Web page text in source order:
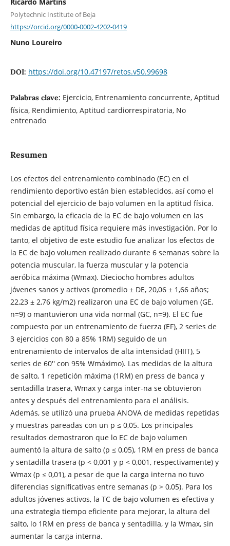
Polytechnic Institute of Beja
https://orcid.org/0000-0002-4202-0419
Nuno Loureiro
DOI: https://doi.org/10.47197/retos.v50.99698
Palabras clave: Ejercicio, Entrenamiento concurrente, Aptitud
física, Rendimiento, Aptitud cardiorrespiratoria, No
entrenado
Resumen
Los efectos del entrenamiento combinado (EC) en el
rendimiento deportivo están bien establecidos, así como el
potencial del ejercicio de bajo volumen en la aptitud física.
Sin embargo, la eficacia de la EC de bajo volumen en las
medidas de aptitud física requiere más investigación. Por lo
tanto, el objetivo de este estudio fue analizar los efectos de
la EC de bajo volumen realizado durante 6 semanas sobre la
potencia muscular, la fuerza muscular y la potencia
aeróbica máxima (Wmax). Dieciocho hombres adultos
jóvenes sanos y activos (promedio ± DE, 20,06 ± 1,66 años;
22,23 ± 2,76 kg/m2) realizaron una EC de bajo volumen (GE,
n=9) o mantuvieron una vida normal (GC, n=9). El EC fue
compuesto por un entrenamiento de fuerza (EF), 2 series de
3 ejercicios con 80 a 85% 1RM) seguido de un
entrenamiento de intervalos de alta intensidad (HIIT), 5
series de 60'' con 95% Wmáximo). Las medidas de la altura
de salto, 1 repetición máxima (1RM) en press de banca y
sentadilla trasera, Wmax y carga inter-na se obtuvieron
antes y después del entrenamiento para el análisis.
Además, se utilizó una prueba ANOVA de medidas repetidas
y muestras pareadas con un p ≤ 0,05. Los principales
resultados demostraron que lo EC de bajo volumen
aumentó la altura de salto (p ≤ 0,05), 1RM en press de banca
y sentadilla trasera (p < 0,001 y p < 0,001, respectivamente) y
Wmax (p ≤ 0,01), a pesar de que la carga interna no tuvo
diferencias significativas entre semanas (p > 0,05). Para los
adultos jóvenes activos, la TC de bajo volumen es efectiva y
una estrategia tiempo eficiente para mejorar, la altura del
salto, lo 1RM en press de banca y sentadilla, y la Wmax, sin
aumentar la carga interna.